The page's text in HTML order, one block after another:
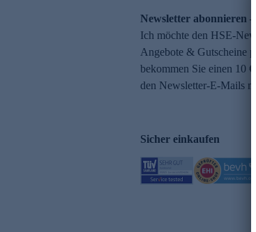
Newsletter abonnieren
Ich möchte den HSE-
Angebote & Gutscheine
bekommen Sie einen 10
den Newsletter-E-Mails
Sicher einkaufen